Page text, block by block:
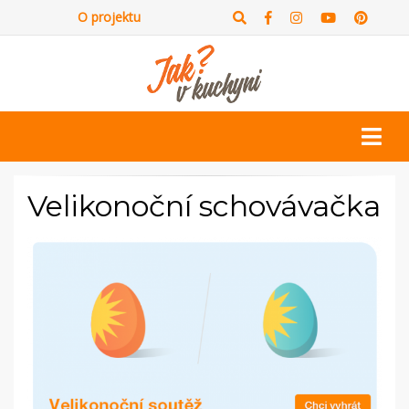
O projektu
Velikonoční schovávačka